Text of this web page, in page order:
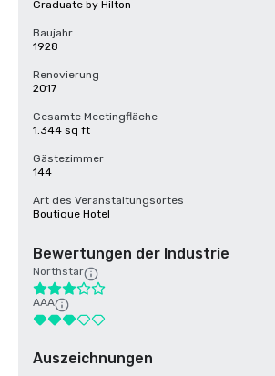
Graduate by Hilton
Baujahr
1928
Renovierung
2017
Gesamte Meetingfläche
1.344 sq ft
Gästezimmer
144
Art des Veranstaltungsortes
Boutique Hotel
Bewertungen der Industrie
Northstar
AAA
Auszeichnungen